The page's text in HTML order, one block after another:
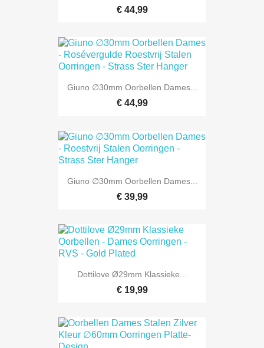
€ 44,99
Giuno ∅30mm Oorbellen Dames...
€ 44,99
Giuno ∅30mm Oorbellen Dames...
€ 39,99
Dottilove Ø29mm Klassieke...
€ 19,99